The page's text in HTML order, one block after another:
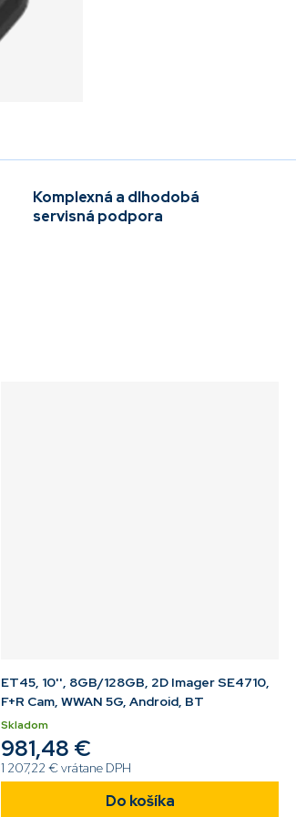
Komplexná a dlhodobá
servisná podpora
ET45, 10'', 8GB/128GB, 2D Imager SE4710,
F+R Cam, WWAN 5G, Android, BT
Skladom
1 207,22 € vrátane DPH
981,48 €
Do košíka